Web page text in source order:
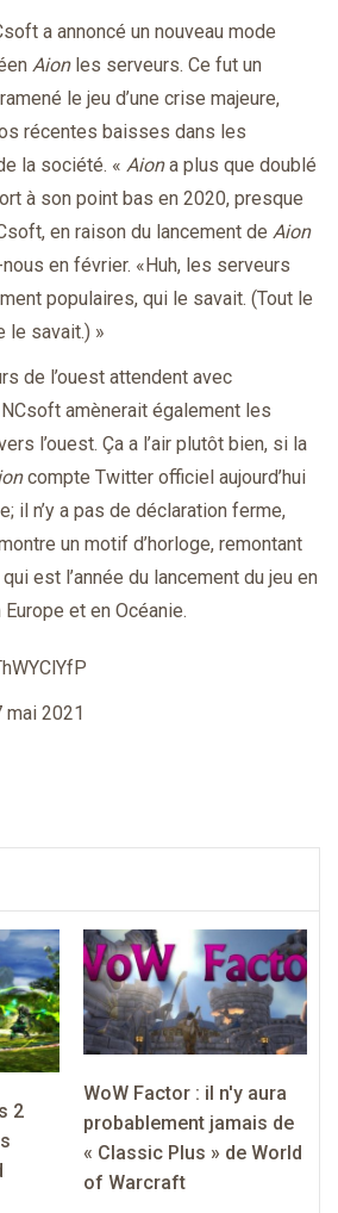
a annoncé un nouveau mode
Aionles serveurs. Ce fut un
le jeu d’une crise majeure,
récentes baisses dans les
la société. « Aiona plus que doublé
à son point bas en 2020, presque
en raison du lancement de Aion
en février. «Huh, les serveurs
populaires, qui le savait. (Tout le
le savait.) »
de l’ouest attendent avec
amènerait également les
l’ouest. Ça a l’air plutôt bien, si la
compte Twitter officiel aujourd’hui
il n’y a pas de déclaration ferme,
un motif d’horloge, remontant
est l’année du lancement du jeu en
et en Océanie.
mai 2021
2
WoW Factor : il n'y aura
probablement jamais de
« Classic Plus » de World
of Warcraft